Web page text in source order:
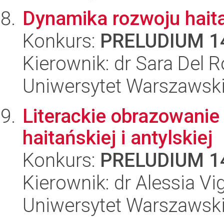
Dynamika rozwoju
Konkurs: PRELUDIUM
Kierownik: dr Sara Del
Uniwersytet
Literackie
haitańskiej i antylskiej
Konkurs: PRELUDIUM
Kierownik: dr Alessia
Uniwersytet